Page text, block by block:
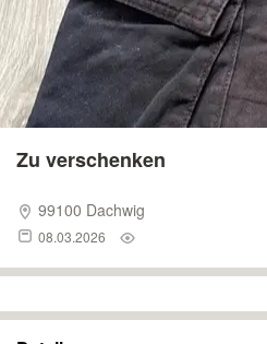
Zu verschenken
99100 Dachwig
08.03.2026